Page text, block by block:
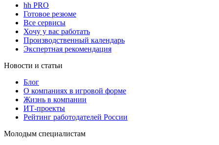
hh PRO
Готовое резюме
Все сервисы
Хочу у вас работать
Производственный календарь
Экспертная рекомендация
Новости и статьи
Блог
О компаниях в игровой форме
Жизнь в компании
ИТ-проекты
Рейтинг работодателей России
Молодым специалистам